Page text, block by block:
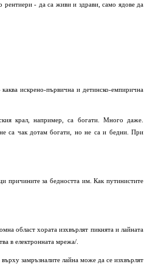
рентиери - да са живи и здрави, само ядове да
искрено-първична и детинско-eмпирична
крал, например, са богати. Много даже.
са чак дотам богати, но не са и бедни. При
причините за бедността им. Как путинистите
област хората изхвърлят пикнята и лайната
в електронната мрежа/.
замръзналите лайна може да се изхвърлят